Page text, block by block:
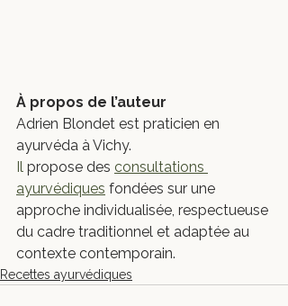
À propos de l’auteur
Adrien Blondet est praticien en
ayurvéda à Vichy.
Il propose des consultations
ayurvédiques fondées sur une
approche individualisée, respectueuse
du cadre traditionnel et adaptée au
contexte contemporain.
Recettes ayurvédiques